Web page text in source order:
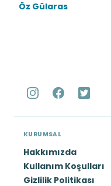
Öz Gülaras
KURUMSAL
Hakkımızda
Kullanım Koşulları
Gizlilik Politikası